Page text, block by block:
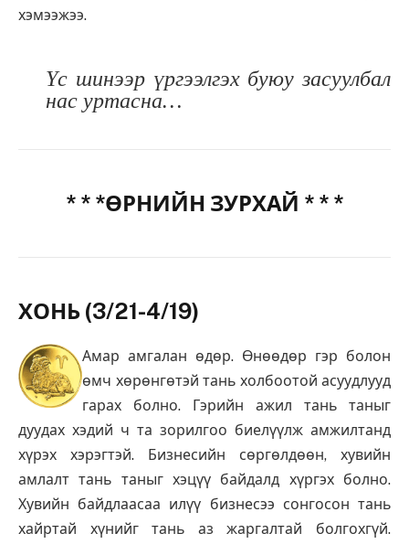
хэмээжээ.
Үс шинээр үргээлгэх буюу засуулбал
нас уртасна…
* * *ӨРНИЙН ЗУРХАЙ * * *
ХОНЬ (3/21-4/19)
Амар амгалан өдөр. Өнөөдөр гэр болон
өмч хөрөнгөтэй тань холбоотой асуудлууд
гарах болно. Гэрийн ажил тань таныг
дуудах хэдий ч та зорилгоо биелүүлж амжилтанд
хүрэх хэрэгтэй. Бизнесийн сөргөлдөөн, хувийн
амлалт тань таныг хэцүү байдалд хүргэх болно.
Хувийн байдлаасаа илүү бизнесээ сонгосон тань
хайртай хүнийг тань аз жаргалтай болгохгүй.